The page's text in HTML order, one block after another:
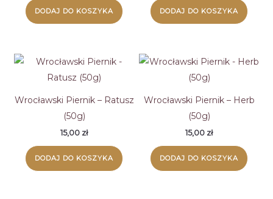
DODAJ DO KOSZYKA DODAJ DO KOSZYKA
Wrocławski Piernik – Ratusz
(50g)
15,00 zł
DODAJ DO KOSZYKA
Wrocławski Piernik – Herb
(50g)
15,00 zł
DODAJ DO KOSZYKA